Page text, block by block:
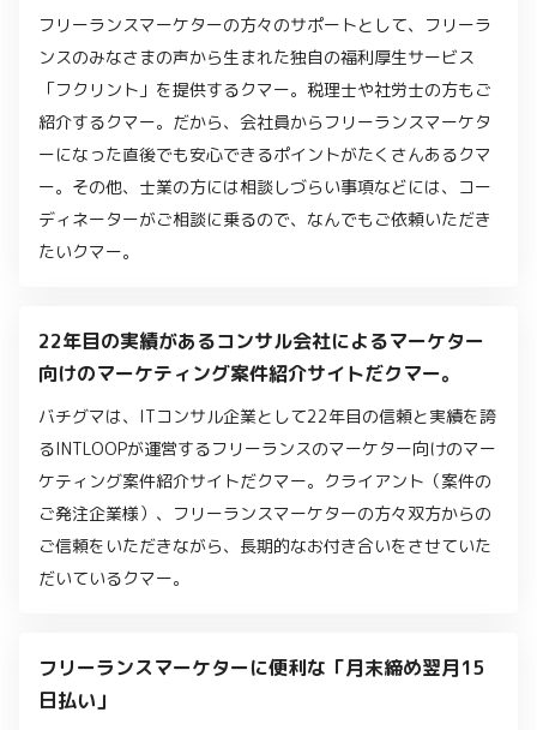
フリーランスマーケターの方々のサポートとして、フリーラ
ンスのみなさまの声から生まれた独自の福利厚生サービス
「フクリント」を提供するクマー。税理士や社労士の方もご
紹介するクマー。だから、会社員からフリーランスマーケタ
ーになった直後でも安心できるポイントがたくさんあるクマ
ー。その他、士業の方には相談しづらい事項などには、コー
ディネーターがご相談に乗るので、なんでもご依頼いただき
たいクマー。
22年目の実績があるコンサル会社によるマーケター
向けのマーケティング案件紹介サイトだクマー。
バチグマは、ITコンサル企業として22年目の信頼と実績を誇
るINTLOOPが運営するフリーランスのマーケター向けのマー
ケティング案件紹介サイトだクマー。クライアント（案件の
ご発注企業様）、フリーランスマーケターの方々双方からの
ご信頼をいただきながら、長期的なお付き合いをさせていた
だいているクマー。
フリーランスマーケターに便利な「月末締め翌月15
日払い」